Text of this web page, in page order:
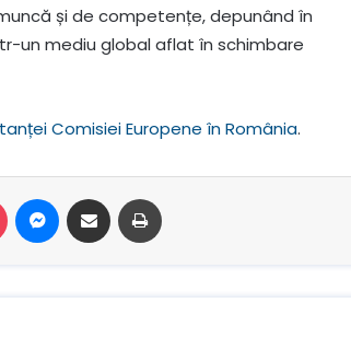
și de competențe, depunând în
un mediu global aflat în schimbare
Comisiei Europene în România.
Buzunar Mesager Distribuie prin e-mail